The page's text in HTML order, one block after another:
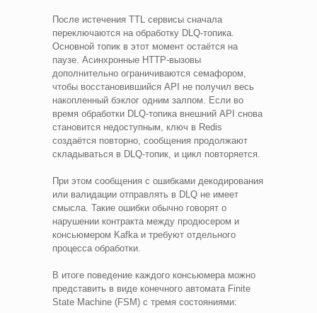
После истечения TTL сервисы сначала
переключаются на обработку DLQ-топика.
Основной топик в этот момент остаётся на
паузе. Асинхронные HTTP-вызовы
дополнительно ограничиваются семафором,
чтобы восстановившийся API не получил весь
накопленный бэклог одним залпом. Если во
время обработки DLQ-топика внешний API снова
становится недоступным, ключ в Redis
создаётся повторно, сообщения продолжают
складываться в DLQ-топик, и цикл повторяется.
При этом сообщения с ошибками декодирования
или валидации отправлять в DLQ не имеет
смысла. Такие ошибки обычно говорят о
нарушении контракта между продюсером и
консьюмером Kafka и требуют отдельного
процесса обработки.
В итоге поведение каждого консьюмера можно
представить в виде конечного автомата Finite
State Machine (FSM) с тремя состояниями: